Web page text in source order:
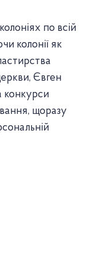
по всій
колонії як
Євген
конкурси
щоразу